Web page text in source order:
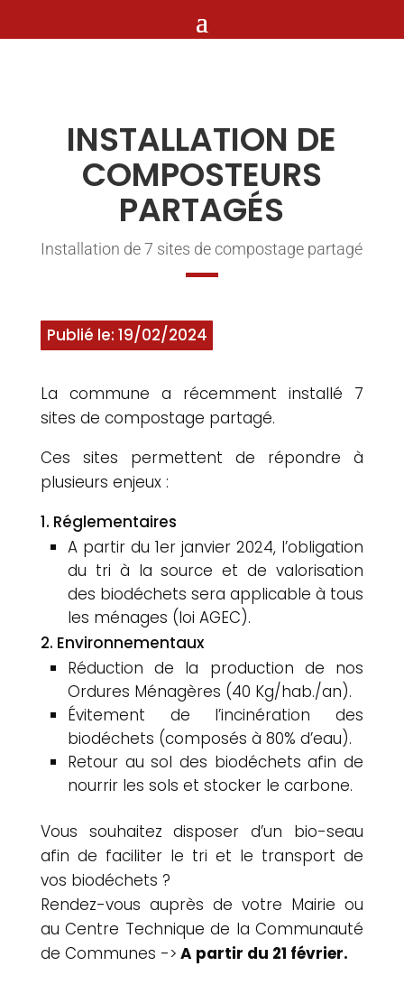
INSTALLATION DE
COMPOSTEURS
PARTAGÉS
Installation de 7 sites de compostage partagé
Publié le: 19/02/2024
La commune a récemment installé 7
sites de compostage partagé.
Ces sites permettent de répondre à
plusieurs enjeux :
Réglementaires
A partir du 1er janvier 2024, l’obligation
du tri à la source et de valorisation
des biodéchets sera applicable à tous
les ménages (loi AGEC).
Environnementaux
Réduction de la production de nos
Ordures Ménagères (40 Kg/hab./an).
Évitement de l’incinération des
biodéchets (composés à 80% d’eau).
Retour au sol des biodéchets afin de
nourrir les sols et stocker le carbone.
Vous souhaitez disposer d’un bio-seau
afin de faciliter le tri et le transport de
vos biodéchets ?
Rendez-vous auprès de votre Mairie ou
au Centre Technique de la Communauté
de Communes -> A partir du 21 février.